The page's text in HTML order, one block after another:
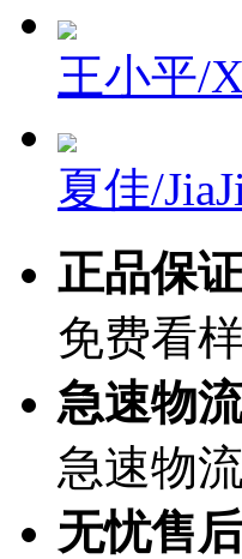
王小平/
夏佳/
正品保
免费看样
急速物
急速物
无忧售